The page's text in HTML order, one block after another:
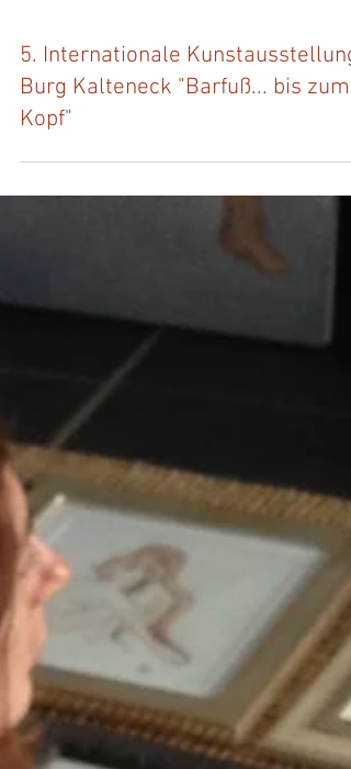
5. Internationale Kunstausstellung
Burg Kalteneck "Barfuß... bis zum